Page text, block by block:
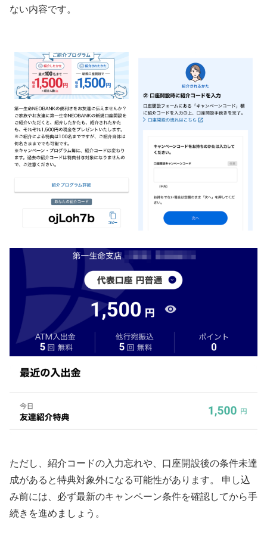
ない内容です。
ただし、紹介コードの入力忘れや、口座開設後の条件未達
成があると特典対象外になる可能性があります。 申し込
み前には、必ず最新のキャンペーン条件を確認してから手
続きを進めましょう。